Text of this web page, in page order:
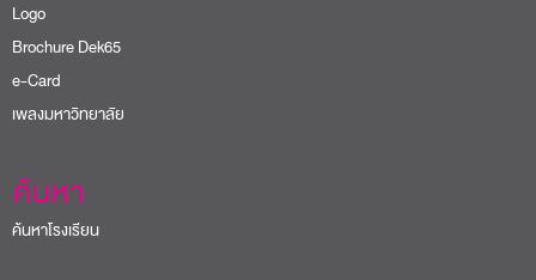
Logo
Brochure Dek65
e-Card
เพลงมหาวิทยาลัย
ค้นหา
ค้นหาโรงเรียน